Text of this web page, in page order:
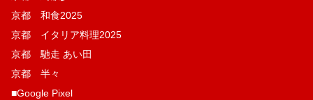
京都 和食2025
京都 イタリア料理2025
京都 馳走 あい田
京都 半々
■Google Pixel